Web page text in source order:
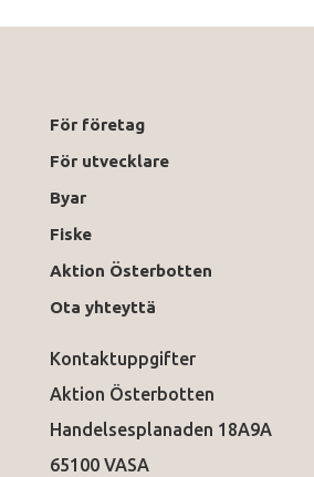
För företag
För utvecklare
Byar
Fiske
Aktion Österbotten
Ota yhteyttä
Kontaktuppgifter
Aktion Österbotten
Handelsesplanaden 18A9A
65100 VASA